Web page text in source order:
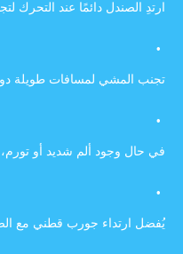
ارتدِ الصندل دائمًا عند التحرك
تجنب المشي لمسافات طويلة
في حال وجود ألم شديد أو
يُفضل ارتداء جورب قطني مع